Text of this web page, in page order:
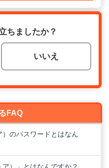
ちましたか？
いいえ
FAQ
のパスワードとはなん
ア）」とはなんですか？